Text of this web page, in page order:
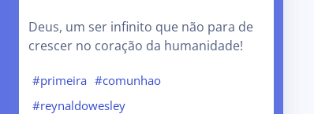
Deus, um ser infinito que não para de
crescer no coração da humanidade!
#primeira #comunhao
#reynaldowesley